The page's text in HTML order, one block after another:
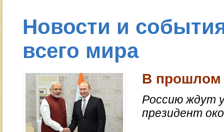
Новости и
всего мира
В прошлом
Россию ждут
президент